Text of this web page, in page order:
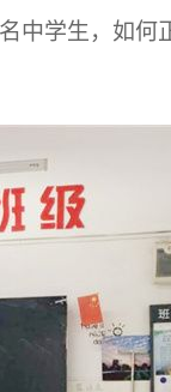
中学生，如何